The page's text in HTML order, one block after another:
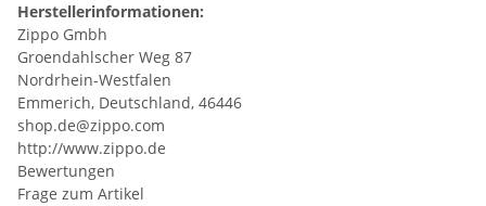
Herstellerinformationen:
Zippo Gmbh
Groendahlscher Weg 87
Nordrhein-Westfalen
Emmerich, Deutschland, 46446
shop.de@zippo.com
http://www.zippo.de
Bewertungen
Frage zum Artikel